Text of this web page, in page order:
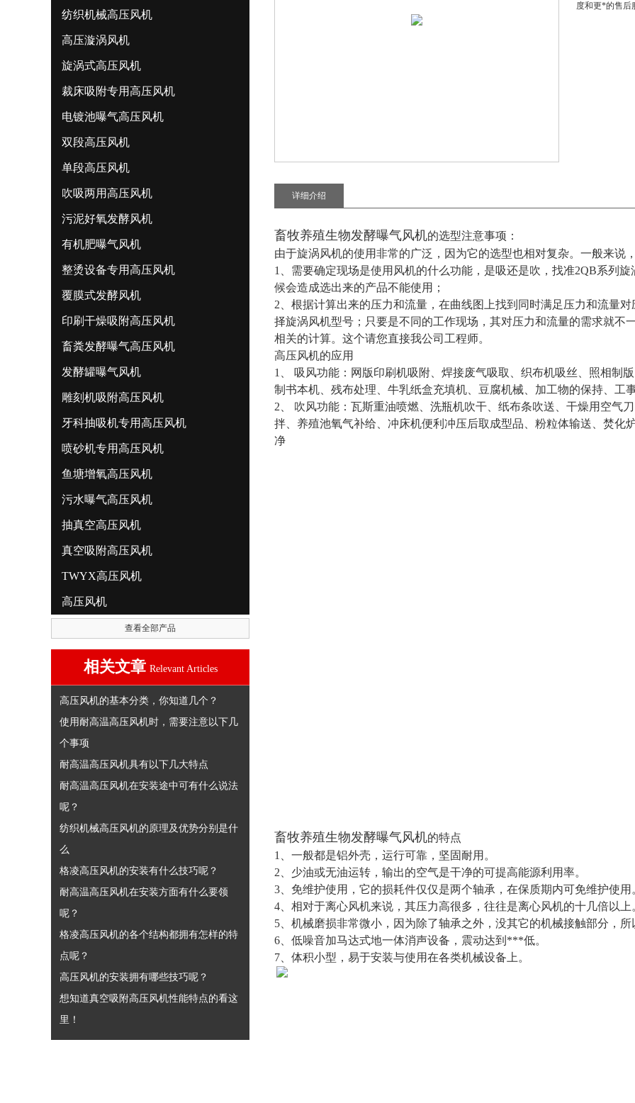
纺织机械高压风机
高压漩涡风机
旋涡式高压风机
裁床吸附专用高压风机
电镀池曝气高压风机
双段高压风机
单段高压风机
吹吸两用高压风机
污泥好氧发酵风机
有机肥曝气风机
整烫设备专用高压风机
覆膜式发酵风机
印刷干燥吸附高压风机
畜粪发酵曝气高压风机
发酵罐曝气风机
雕刻机吸附高压风机
牙科抽吸机专用高压风机
喷砂机专用高压风机
鱼塘增氧高压风机
污水曝气高压风机
抽真空高压风机
真空吸附高压风机
TWYX高压风机
高压风机
查看全部产品
相关文章 Relevant Articles
高压风机的基本分类，你知道几个？
使用耐高温高压风机时，需要注意以下几
个事项
耐高温高压风机具有以下几大特点
耐高温高压风机在安装途中可有什么说法
呢？
纺织机械高压风机的原理及优势分别是什
么
格凌高压风机的安装有什么技巧呢？
耐高温高压风机在安装方面有什么要领
呢？
格凌高压风机的各个结构都拥有怎样的特
点呢？
高压风机的安装拥有哪些技巧呢？
想知道真空吸附高压风机性能特点的看这
里！
度和更*的售后
详细介绍
畜牧养殖生物发酵曝气风机的选型注意事项：
由于旋涡风机的使用非常的广泛，因为它的选型也相对复杂。一般来说
1、需要确定现场是使用风机的什么功能，是吸还是吹，找准2QB系列
候会造成选出来的产品不能使用；
2、根据计算出来的压力和流量，在曲线图上找到同时满足压力和流量
择旋涡风机型号；只要是不同的工作现场，其对压力和流量的需求就不
相关的计算。这个请您直接我公司工程师。
高压风机的应用
1、 吸风功能：网版印刷机吸附、焊接废气吸取、织布机吸丝、照相制
制书本机、残布处理、牛乳纸盒充填机、豆腐机械、加工物的保持、工
2、 吹风功能：瓦斯重油喷燃、洗瓶机吹干、纸布条吹送、干燥用空气
拌、养殖池氧气补给、冲床机便利冲压后取成型品、粉粒体输送、焚化
净
畜牧养殖生物发酵曝气风机的特点
1、一般都是铝外壳，运行可靠，坚固耐用。
2、少油或无油运转，输出的空气是干净的可提高能源利用率。
3、免维护使用，它的损耗件仅仅是两个轴承，在保质期内可免维护使用
4、相对于离心风机来说，其压力高很多，往往是离心风机的十几倍以上
5、机械磨损非常微小，因为除了轴承之外，没其它的机械接触部分，所
6、低噪音加马达式地一体消声设备，震动达到***低。
7、体积小型，易于安装与使用在各类机械设备上。